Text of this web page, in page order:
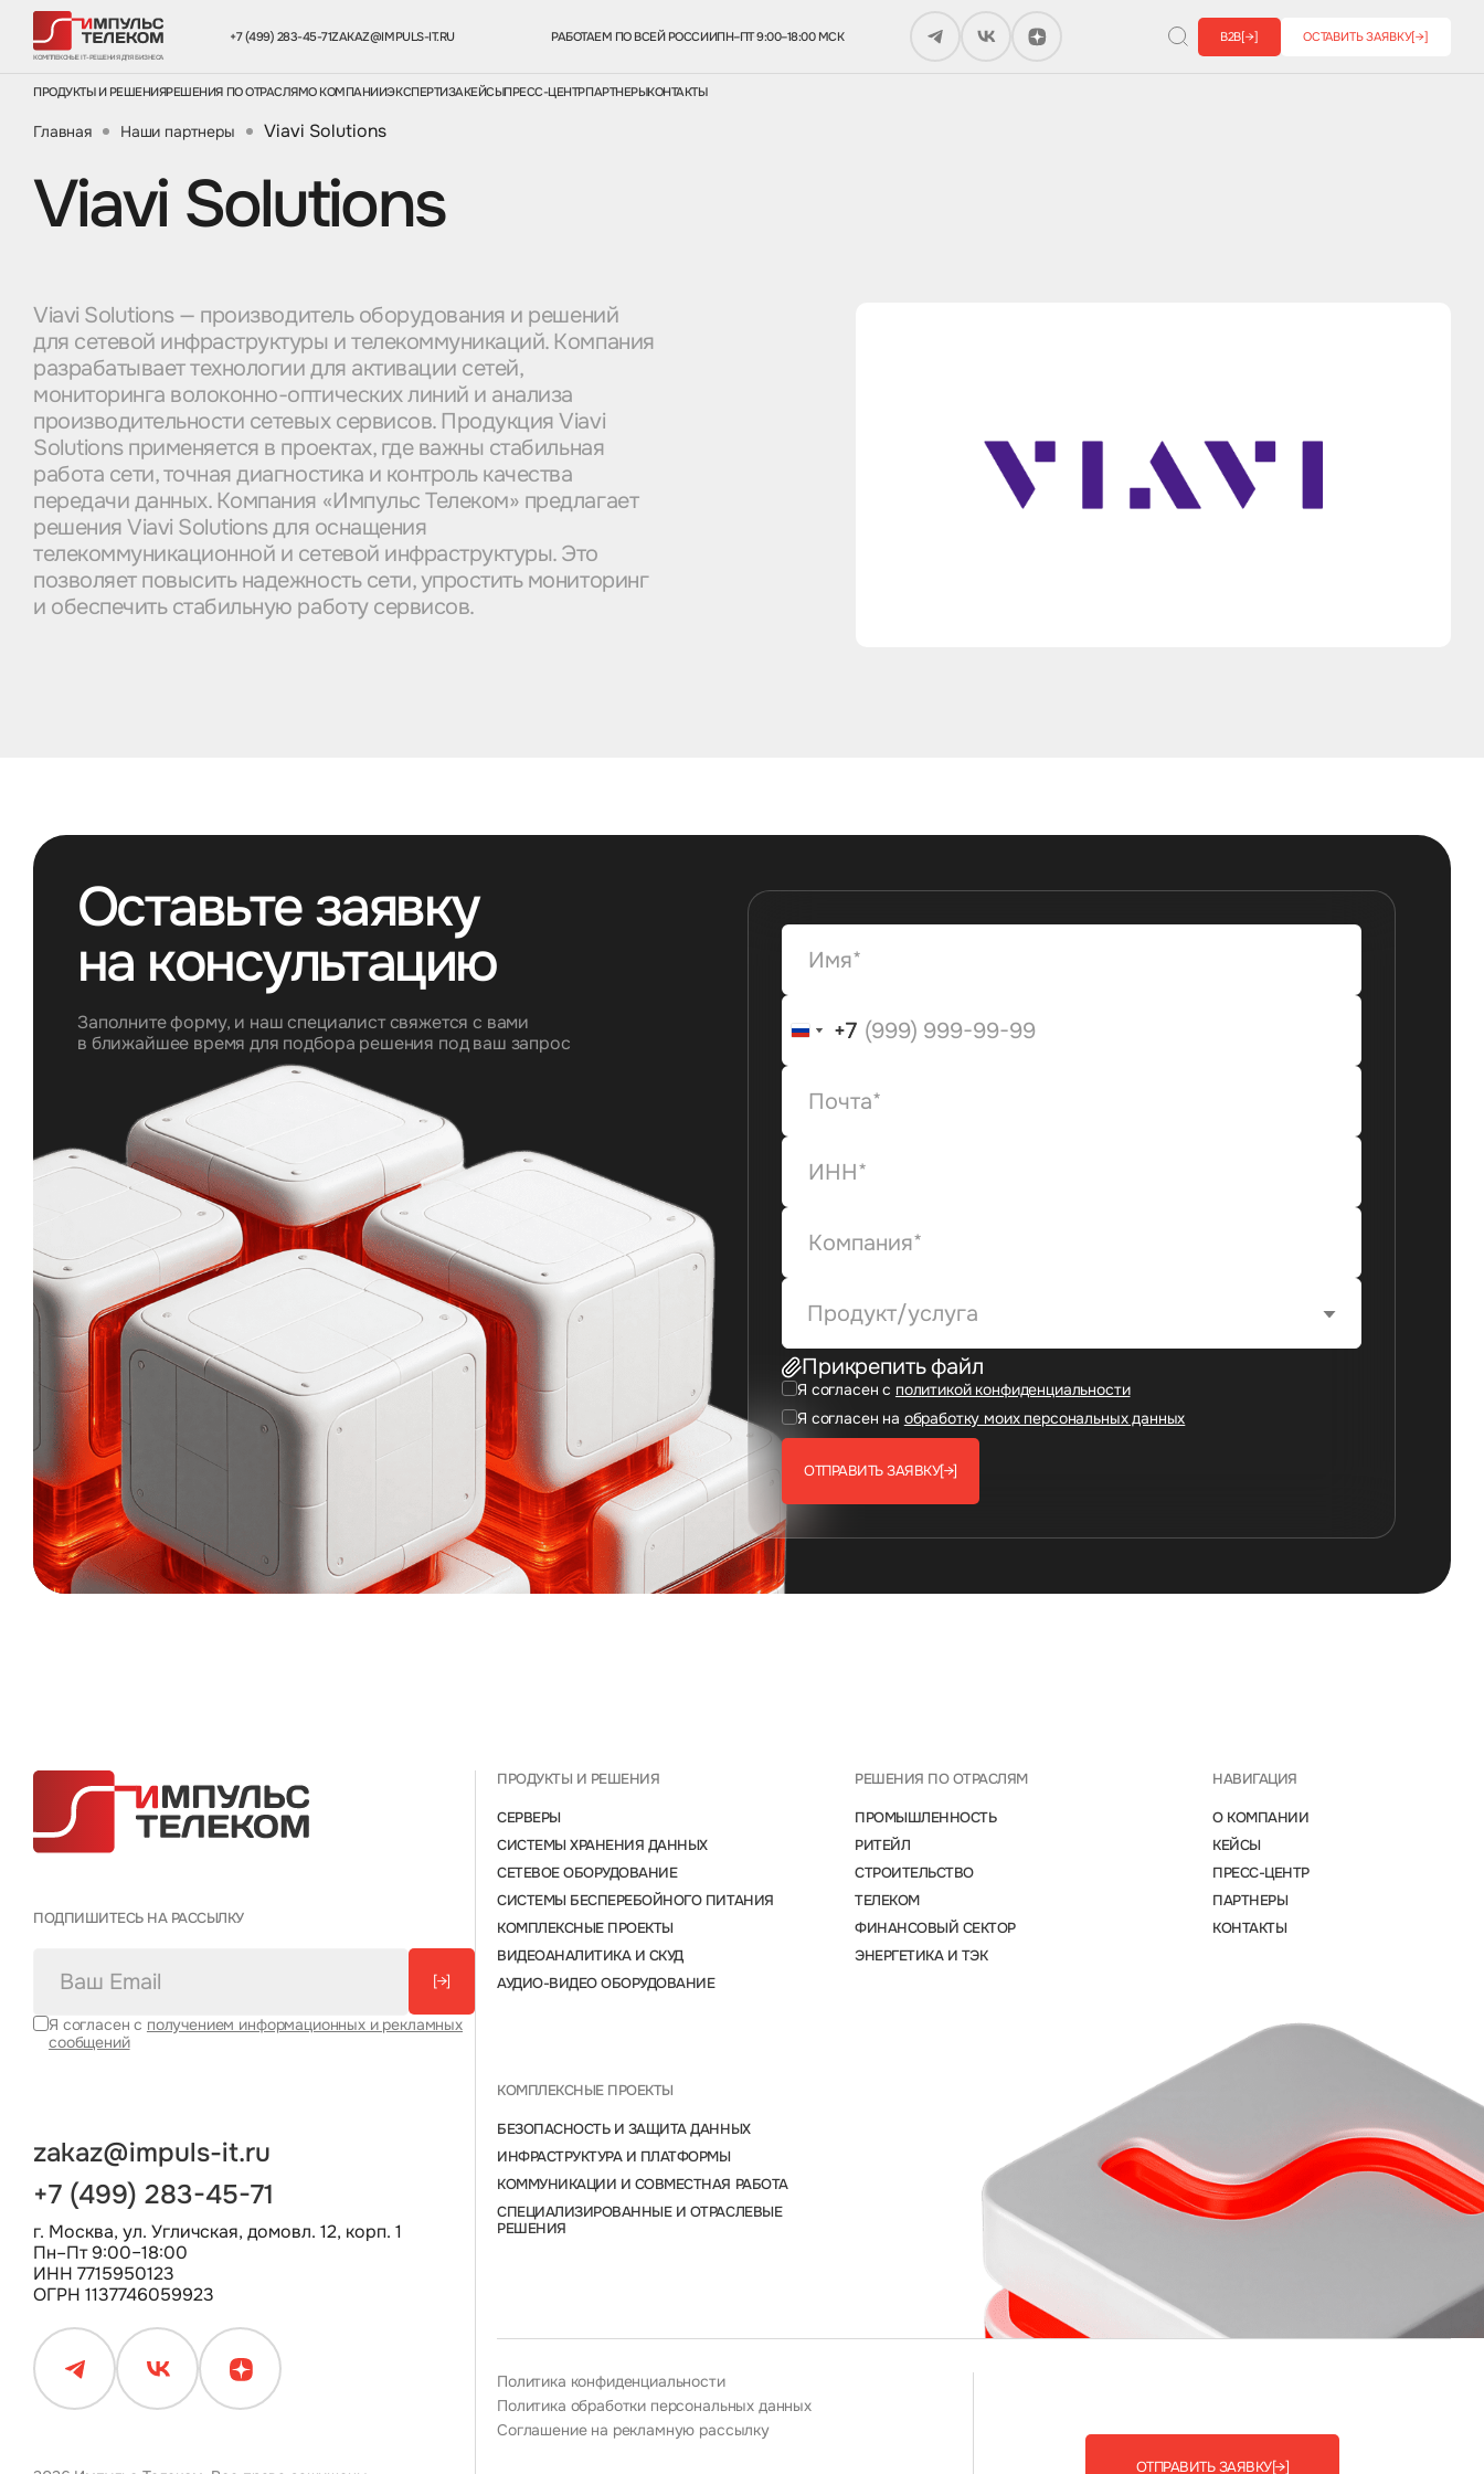
КОМПЛЕКСНЫЕ IT-РЕШЕНИЯ ДЛЯ БИЗНЕСА
+7 (499) 283-45-71ZAKAZ@IMPULS-IT.RU РАБОТАЕМ ПО ВСЕЙ РОССИИПН–ПТ 9:00–18:00 МСК B2B[→] ОСТАВИТЬ ЗАЯВКУ[→]
ПРОДУКТЫ И РЕШЕНИЯРЕШЕНИЯ ПО ОТРАСЛЯМО КОМПАНИИЭКСПЕРТИЗАКЕЙСЫПРЕСС-ЦЕНТРПАРТНЕРЫКОНТАКТЫ
Главная Наши партнеры Viavi Solutions
Viavi Solutions
Viavi Solutions — производитель оборудования и решений
для сетевой инфраструктуры и телекоммуникаций. Компания
разрабатывает технологии для активации сетей,
мониторинга волоконно-оптических линий и анализа
производительности сетевых сервисов. Продукция Viavi
Solutions применяется в проектах, где важны стабильная
работа сети, точная диагностика и контроль качества
передачи данных. Компания «Импульс Телеком» предлагает
решения Viavi Solutions для оснащения
телекоммуникационной и сетевой инфраструктуры. Это
позволяет повысить надежность сети, упростить мониторинг
и обеспечить стабильную работу сервисов.
Оставьте заявку
на консультацию
Заполните форму, и наш специалист свяжется с вами
в ближайшее время для подбора решения под ваш запрос
+7
+7
Продукт/услуга
Прикрепить файл
Я согласен с политикой конфиденциальности
Я согласен на обработку моих персональных данных
ОТПРАВИТЬ ЗАЯВКУ[→]
ПОДПИШИТЕСЬ НА РАССЫЛКУ
[→]
Я согласен с получением информационных и рекламных
сообщений
zakaz@impuls-it.ru
+7 (499) 283-45-71
г. Москва, ул. Угличская, домовл. 12, корп. 1
Пн–Пт 9:00–18:00
ИНН 7715950123
ОГРН 1137746059923
ПРОДУКТЫ И РЕШЕНИЯ
СЕРВЕРЫ
СИСТЕМЫ ХРАНЕНИЯ ДАННЫХ
СЕТЕВОЕ ОБОРУДОВАНИЕ
СИСТЕМЫ БЕСПЕРЕБОЙНОГО ПИТАНИЯ
КОМПЛЕКСНЫЕ ПРОЕКТЫ
ВИДЕОАНАЛИТИКА И СКУД
АУДИО-ВИДЕО ОБОРУДОВАНИЕ
РЕШЕНИЯ ПО ОТРАСЛЯМ
ПРОМЫШЛЕННОСТЬ
РИТЕЙЛ
СТРОИТЕЛЬСТВО
ТЕЛЕКОМ
ФИНАНСОВЫЙ СЕКТОР
ЭНЕРГЕТИКА И ТЭК
НАВИГАЦИЯ
О КОМПАНИИ
КЕЙСЫ
ПРЕСС-ЦЕНТР
ПАРТНЕРЫ
КОНТАКТЫ
КОМПЛЕКСНЫЕ ПРОЕКТЫ
БЕЗОПАСНОСТЬ И ЗАЩИТА ДАННЫХ
ИНФРАСТРУКТУРА И ПЛАТФОРМЫ
КОММУНИКАЦИИ И СОВМЕСТНАЯ РАБОТА
СПЕЦИАЛИЗИРОВАННЫЕ И ОТРАСЛЕВЫЕ
РЕШЕНИЯ
Политика конфиденциальности
Политика обработки персональных данных
Соглашение на рекламную рассылку
ОТПРАВИТЬ ЗАЯВКУ[→]